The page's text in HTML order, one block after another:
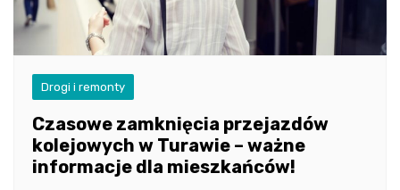
Drogi i remonty
Czasowe zamknięcia przejazdów
kolejowych w Turawie – ważne
informacje dla mieszkańców!